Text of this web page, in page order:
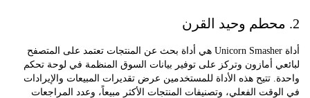
أداة Unicorn Smasher هي أداة بحث عن المنتجات تعتمد على المتصفح
أمازون وتركز على توفير بيانات السوق المنظمة في لوحة تحكم
تتيح هذه الأداة للمستخدمين عرض تقديرات المبيعات والإيرادات
الفعلي، وتصنيفات المنتجات الأكثر مبيعاً، وعدد المراجعات